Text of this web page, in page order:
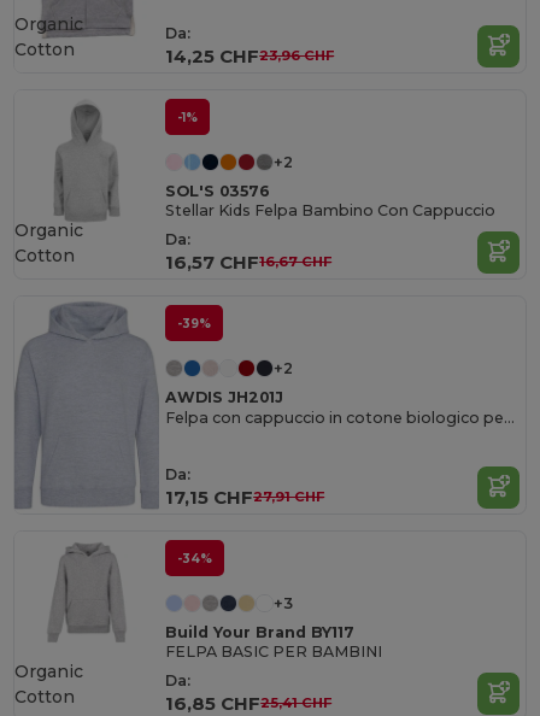
Da:
14,25 CHF23,96 CHF
Organic
Cotton
-1%
+2
SOL'S 03576
Stellar Kids Felpa Bambino Con Cappuccio
Da:
16,57 CHF16,67 CHF
Organic
Cotton
-39%
+2
AWDIS JH201J
Felpa con cappuccio in cotone biologico per bambini
Da:
17,15 CHF27,91 CHF
-34%
+3
Build Your Brand BY117
FELPA BASIC PER BAMBINI
Da:
16,85 CHF25,41 CHF
Organic
Cotton